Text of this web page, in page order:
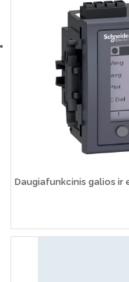
Daugiafunkcinis galios ir